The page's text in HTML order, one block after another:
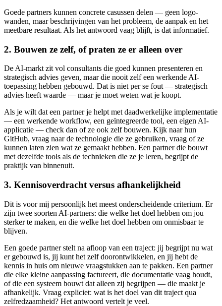
Goede partners kunnen concrete casussen delen — geen logo-
wanden, maar beschrijvingen van het probleem, de aanpak en het
meetbare resultaat. Als het antwoord vaag blijft, is dat informatief.
2. Bouwen ze zelf, of praten ze er alleen over
De AI-markt zit vol consultants die goed kunnen presenteren en
strategisch advies geven, maar die nooit zelf een werkende AI-
toepassing hebben gebouwd. Dat is niet per se fout — strategisch
advies heeft waarde — maar je moet weten wat je koopt.
Als je wilt dat een partner je helpt met daadwerkelijke implementatie
— een werkende workflow, een geïntegreerde tool, een eigen AI-
applicatie — check dan of ze ook zelf bouwen. Kijk naar hun
GitHub, vraag naar de technologie die ze gebruiken, vraag of ze
kunnen laten zien wat ze gemaakt hebben. Een partner die bouwt
met dezelfde tools als de technieken die ze je leren, begrijpt de
praktijk van binnenuit.
3. Kennisoverdracht versus afhankelijkheid
Dit is voor mij persoonlijk het meest onderscheidende criterium. Er
zijn twee soorten AI-partners: die welke het doel hebben om jou
sterker te maken, en die welke het doel hebben om onmisbaar te
blijven.
Een goede partner stelt na afloop van een traject: jij begrijpt nu wat
er gebouwd is, jij kunt het zelf doorontwikkelen, en jij hebt de
kennis in huis om nieuwe vraagstukken aan te pakken. Een partner
die elke kleine aanpassing factureert, die documentatie vaag houdt,
of die een systeem bouwt dat alleen zij begrijpen — die maakt je
afhankelijk. Vraag expliciet: wat is het doel van dit traject qua
zelfredzaamheid? Het antwoord vertelt je veel.